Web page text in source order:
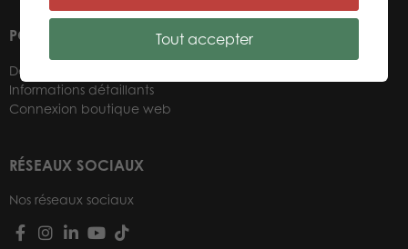
POUR NOS DÉTAILLANTS
Devenir un détaillant
Informations détaillants
Connexion boutique web
RÉSEAUX SOCIAUX
Nos réseaux sociaux
Tout accepter